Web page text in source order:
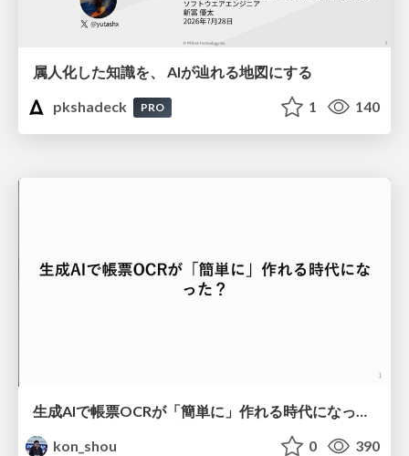
属人化した知識を、 AIが辿れる地図にする
pkshadeck
PRO 1 140
生成AIで帳票OCRが「簡単に」作れる時代になった？
kon_shou
0 390